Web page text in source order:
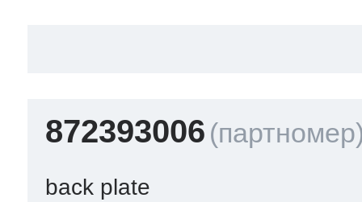
872393006
back plate